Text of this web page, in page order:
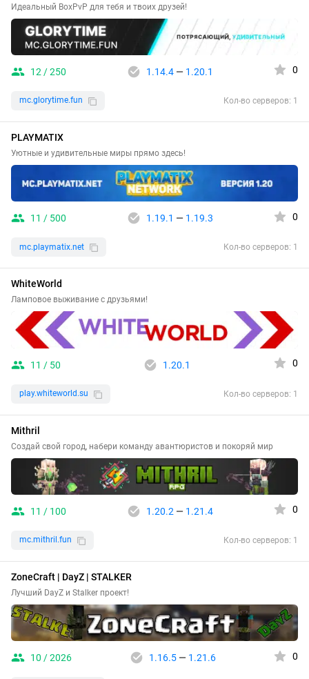
Идеальный BoxPvP для тебя и твоих друзей!
12 / 250 1.14.4— 1.20.1 0
mc.glorytime.fun Кол-во серверов: 1
PLAYMATIX
Уютные и удивительные миры прямо здесь!
11 / 500 1.19.1 — 1.19.3 0
mc.playmatix.net Кол-во серверов: 1
WhiteWorld
Ламповое выживание с друзьями!
11 / 50 1.20.1 0
play.whiteworld.su Кол-во серверов: 1
Mithril
Создай свой город, набери команду авантюристов и покоряй мир
11 / 100 1.20.2 — 1.21.4 0
mc.mithril.fun Кол-во серверов: 1
ZoneCraft | DayZ | STALKER
Лучший DayZ и Stalker проект!
10 / 2026 1.16.5— 1.21.6 0